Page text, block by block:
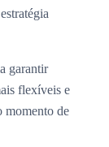
garantir
flexíveis e
momento de